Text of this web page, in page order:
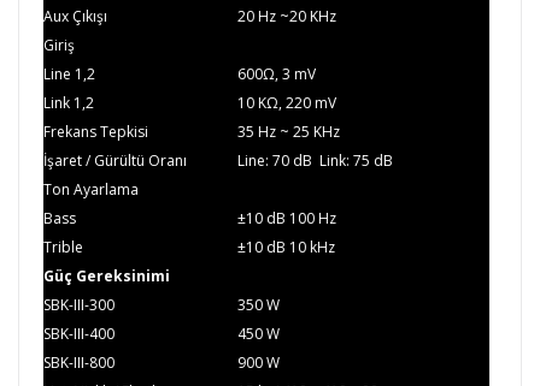
Aux Çıkışı
20 Hz ~20 KHz
Giriş
Line 1,2
600Ω, 3 mV
Link 1,2
10 KΩ, 220 mV
Frekans Tepkisi
35 Hz ~ 25 KHz
İşaret / Gürültü Oranı
Line: 70 dB Link: 75 dB
Ton Ayarlama
Bass
±10 dB 100 Hz
Trible
±10 dB 10 kHz
Güç Gereksinimi
SBK-III-300
350 W
SBK-III-400
450 W
SBK-III-800
900 W